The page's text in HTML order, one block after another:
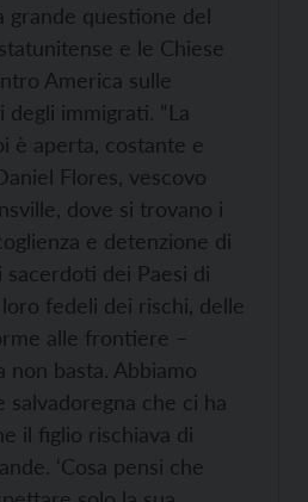
grande questione del
e le Chiese
America sulle
immigrati. “La
è aperta, costante e
Flores, vescovo
dove si trovano i
e detenzione di
sacerdoti dei Paesi di
fedeli dei rischi, delle
alle frontiere –
non basta. Abbiamo
che ci ha
il figlio rischiava di
‘Cosa pensi che